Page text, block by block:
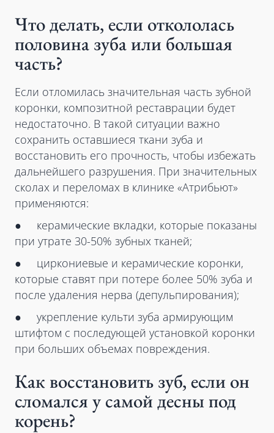
Что делать, если откололась
половина зуба или большая
часть?
Если отломилась значительная часть зубной
коронки, композитной реставрации будет
недостаточно. В такой ситуации важно
сохранить оставшиеся ткани зуба и
восстановить его прочность, чтобы избежать
дальнейшего разрушения. При значительных
сколах и переломах в клинике «Атрибьют»
применяются:
● керамические вкладки, которые показаны
при утрате 30-50% зубных тканей;
● циркониевые и керамические коронки,
которые ставят при потере более 50% зуба и
после удаления нерва (депульпирования);
● укрепление культи зуба армирующим
штифтом с последующей установкой коронки
при больших объемах повреждения.
Как восстановить зуб, если он
сломался у самой десны под
корень?